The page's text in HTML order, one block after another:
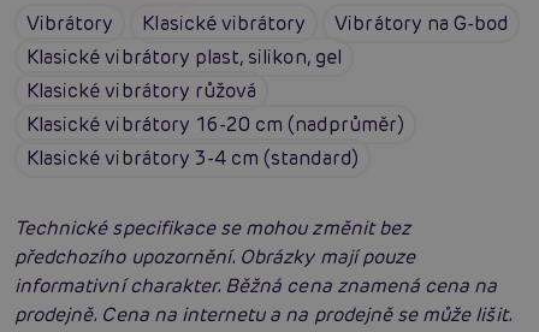
Vibrátory Klasické vibrátory
Vibrátory na G-bod
Klasické vibrátory plast, silikon, gel
Klasické vibrátory růžová
Klasické vibrátory 16-20 cm (nadprůměr)
Klasické vibrátory 3-4 cm (standard)
Technické specifikace se mohou změnit bez
předchozího upozornění. Obrázky mají pouze
informativní charakter. Běžná cena znamená cena na
prodejně. Cena na internetu a na prodejně se může lišit.